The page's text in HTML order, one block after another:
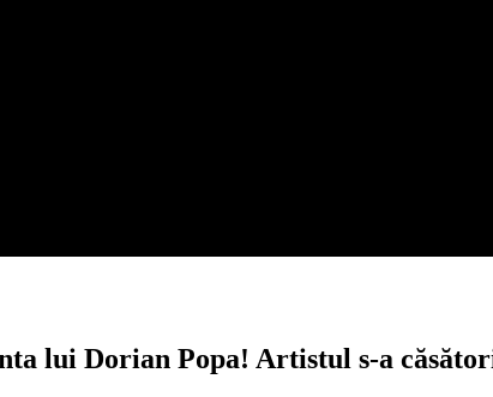
lui Dorian Popa! Artistul s-a